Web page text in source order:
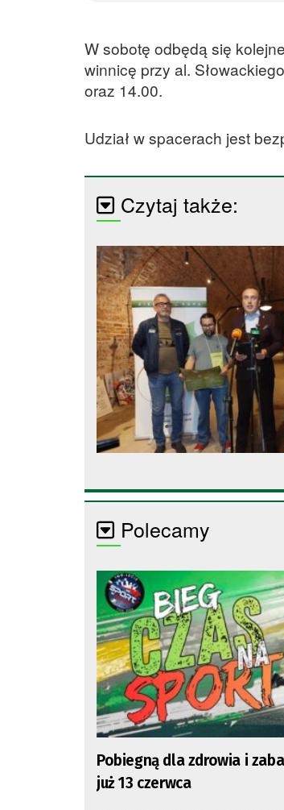
W sobotę odbędą się
winnicę przy al.
oraz 14.00.
Udział w spacerach jest
Czytaj także:
Polecamy
Pobiegną dla zdrowia i
już 13 czerwca